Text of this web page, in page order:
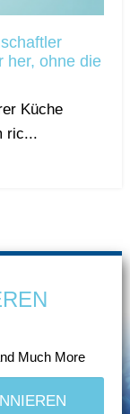
her, ohne die
Küche
ric...
Much More